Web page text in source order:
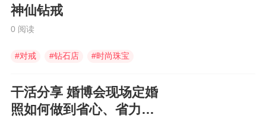
神仙钻戒
0 阅读
#对戒 #钻石店 #时尚珠宝
干活分享 婚博会现场定婚
照如何做到省心、省力还